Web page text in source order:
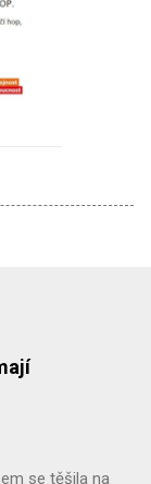
se těšila na